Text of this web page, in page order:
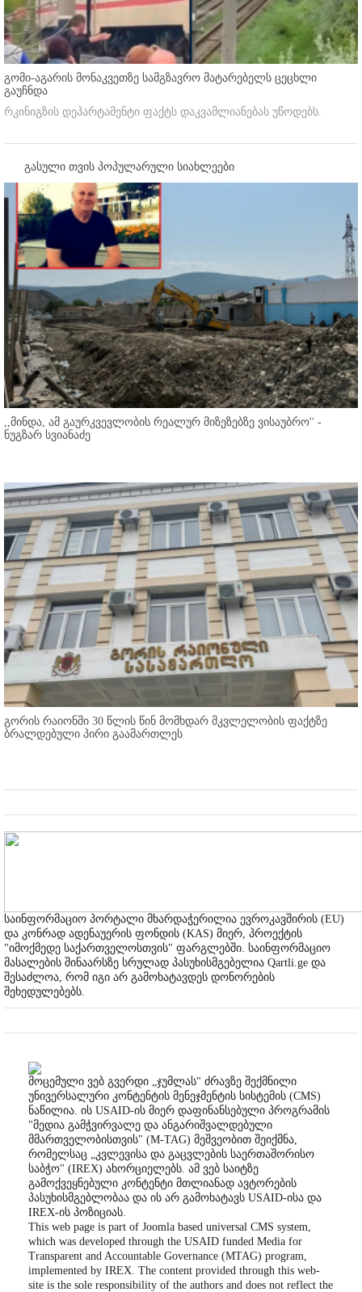
გომი-აგარის მონაკვეთზე სამგზავრო მატარებელს ცეცხლი
გაუჩნდა
რკინიგზის დეპარტამენტი ფაქტს დაკვამლიანებას უწოდებს.
გასული თვის პოპულარული სიახლეები
,,მინდა, ამ გაურკვევლობის რეალურ მიზეზებზე ვისაუბრო'' -
ნუგზარ სვიანაძე
გორის რაიონში 30 წლის წინ მომხდარ მკვლელობის ფაქტზე
ბრალდებული პირი გაამართლეს
საინფორმაციო პორტალი მხარდაჭერილია ევროკავშირის (EU)
და კონრად ადენაუერის ფონდის (KAS) მიერ, პროექტის
"იმოქმედე საქართველოსთვის" ფარგლებში. საინფორმაციო
მასალების შინაარსზე სრულად პასუხისმგებელია Qartli.ge და
შესაძლოა, რომ იგი არ გამოხატავდეს დონორების
შეხედულებებს.
მოცემული ვებ გვერდი „ჯუმლას" ძრავზე შექმნილი
უნივერსალური კონტენტის მენეჯმენტის სისტემის (CMS)
ნაწილია. ის USAID-ის მიერ დაფინანსებული პროგრამის
"მედია გამჭვირვალე და ანგარიშვალდებული
მმართველობისთვის" (M-TAG) მეშვეობით შეიქმნა,
რომელსაც „კვლევისა და გაცვლების საერთაშორისო
საბჭო" (IREX) ახორციელებს. ამ ვებ საიტზე
გამოქვეყნებული კონტენტი მთლიანად ავტორების
პასუხისმგებლობაა და ის არ გამოხატავს USAID-ისა და
IREX-ის პოზიციას.
This web page is part of Joomla based universal CMS system,
which was developed through the USAID funded Media for
Transparent and Accountable Governance (MTAG) program,
implemented by IREX. The content provided through this web-
site is the sole responsibility of the authors and does not reflect the